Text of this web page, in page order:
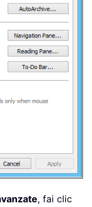
, fai clic